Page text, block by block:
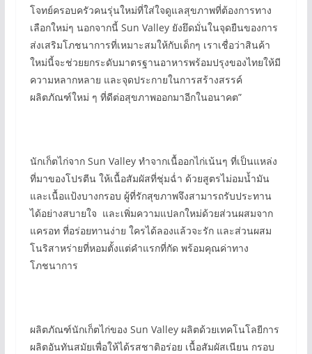
โจทย์ครอบครัวคนรุ่นใหม่ที่ใส่ใจดูแลสุขภาพที่ต้องการทาง
เลือกใหม่ๆ นอกจากนี้ Sun Valley ยังยึดมั่นในจุดยืนของการ
ส่งเสริมโภชนาการที่เหมาะสมให้กับเด็กๆ เราเชื่อว่าสินค้า
ใหม่นี้จะช่วยยกระดับมาตรฐานอาหารพร้อมปรุงของไทยให้มี
ความหลากหลาย และจุดประกายในการสร้างสรรค์
ผลิตภัณฑ์ใหม่ ๆ ที่ดีต่อสุขภาพออกมาอีกในอนาคต”
นักเก็ตไก่จาก Sun Valley ทำจากเนื้ออกไก่เน้นๆ ที่เป็นแหล่ง
ที่มาของโปรตีน ให้เนื้อสัมผัสที่ชุ่มฉ่ำ ด้วยสูตรไม่อมน้ำมัน
และเนื้อแป้งบางกรอบ ผู้ที่รักสุขภาพจึงสามารถรับประทาน
ได้อย่างสบายใจ และเพิ่มความแปลกใหม่ด้วยส่วนผสมจาก
แครอท ที่อร่อยทานง่าย ใครได้ลองแล้วจะรัก และส่วนผสม
โนริสาหร่ายที่หอมตั้งแต่คำแรกที่กัด พร้อมคุณค่าทาง
โภชนาการ
ผลิตภัณฑ์นักเก็ตไก่ของ Sun Valley ผลิตด้วยเทคโนโลยีการ
ผลิตอันทันสมัยเพื่อให้ได้รสชาติอร่อย เนื้อสัมผัสเนียน กรอบ